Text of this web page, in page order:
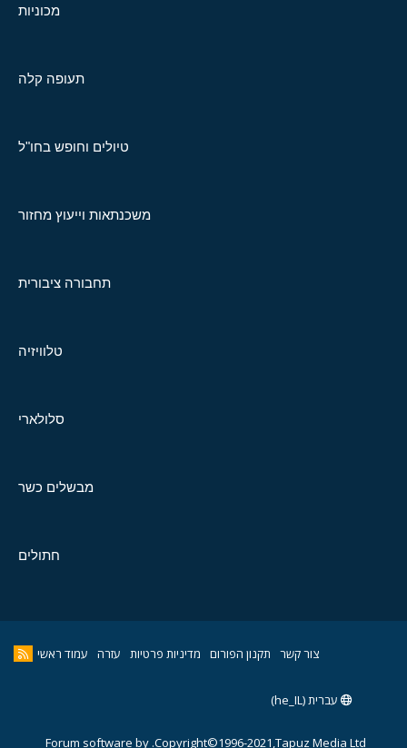
מכוניות
תעופה קלה
טיולים וחופש בחו"ל
משכנתאות וייעוץ מחזור
תחבורה ציבורית
טלוויזיה
סלולארי
מבשלים כשר
חתולים
צור קשר תקנון הפורום מדיניות פרטיות עזרה עמוד ראשי
עברית (he_IL)
Copyright©1996-2021,Tapuz Media Ltd.
Forum software by